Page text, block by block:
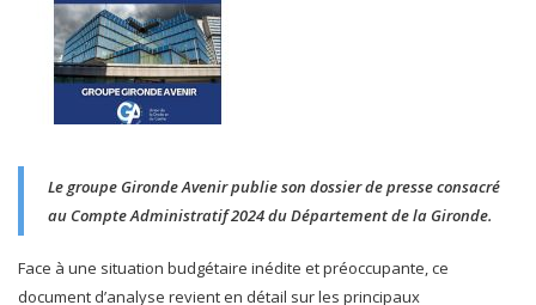
Le groupe Gironde Avenir publie son dossier de presse consacré
au Compte Administratif 2024 du Département de la Gironde.
Face à une situation budgétaire inédite et préoccupante, ce
document d’analyse revient en détail sur les principaux